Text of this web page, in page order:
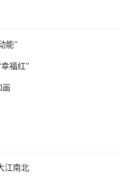
能”
福红”
画
江南北